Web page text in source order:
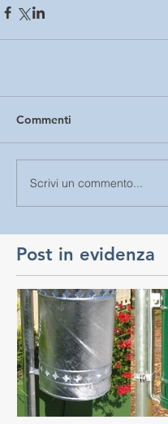
Commenti
Scrivi un commento...
Post in evidenza